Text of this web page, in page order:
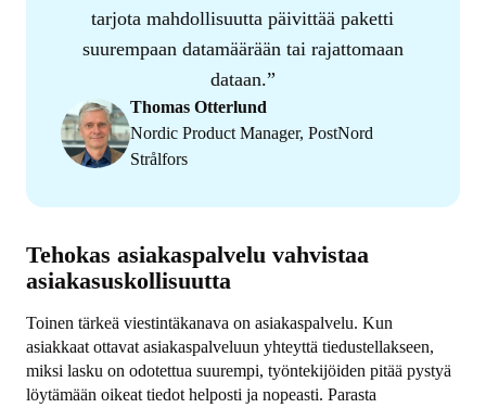
tarjota mahdollisuutta päivittää paketti
suurempaan datamäärään tai rajattomaan
dataan.
Thomas Otterlund
Nordic Product Manager, PostNord
Strålfors
Tehokas asiakaspalvelu vahvistaa
asiakasuskollisuutta
Toinen tärkeä viestintäkanava on asiakaspalvelu. Kun
asiakkaat ottavat asiakaspalveluun yhteyttä tiedustellakseen,
miksi lasku on odotettua suurempi, työntekijöiden pitää pystyä
löytämään oikeat tiedot helposti ja nopeasti. Parasta